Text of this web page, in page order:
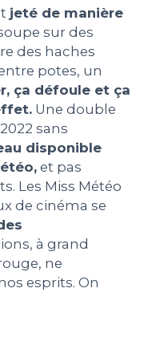
jeté de manière
sur des
des haches
potes, un
ça défoule et ça
Une double
sans
disponible
et pas
Les Miss Météo
de cinéma se
à grand
ne
esprits. On